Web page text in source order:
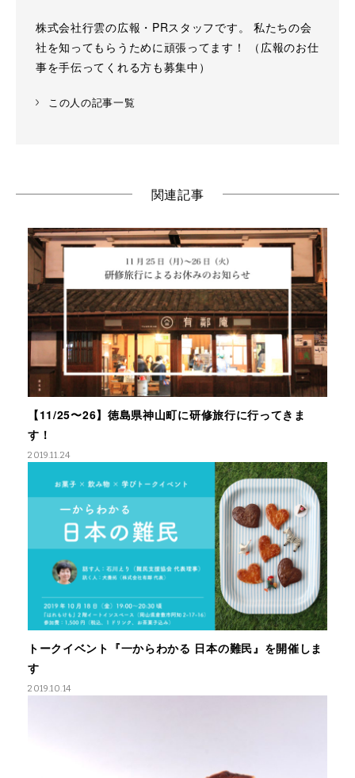
株式会社行雲の広報・PRスタッフです。 私たちの会
社を知ってもらうために頑張ってます！ （広報のお仕
事を手伝ってくれる方も募集中）
この人の記事一覧
関連記事
【11/25〜26】徳島県神山町に研修旅行に行ってきま
す！
2019.11.24
トークイベント『一からわかる 日本の難民』を開催しま
す
2019.10.14